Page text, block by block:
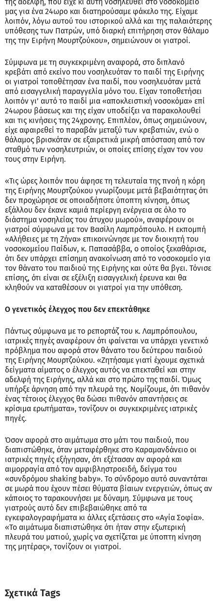
μας για ένα 24ωρο και διατηρούσαμε φάκελο της. Είχαμε
λοιπόν, λόγω αυτού του ιστορικού αλλά και της παλαιότερης
υπόθεσης των Πατρών, υπό διαρκή επιτήρηση στον θάλαμο
της την Ειρήνη Μουρτζούκου», σημειώνουν οι γιατροί.
Σύμφωνα με τη συγκεκριμένη αναφορά, στο διπλανό
κρεβάτι από εκείνο που νοσηλευόταν το παιδί της Ειρήνης
οι γιατροί τοποθέτησαν ένα παιδί, που νοσηλευόταν μετά
από εισαγγελική παραγγελία μόνο του. Είχαν τοποθετήσει
λοιπόν γι’ αυτό το παιδί μια «αποκλειστική νοσοκόμα» επί
24ωρου βάσεως και της είχαν υποδείξει να παρακολουθεί
και τις κινήσεις της 24χρονης. Επιπλέον, όπως σημειώνουν,
είχε αφαιρεθεί το παραβάν μεταξύ των κρεβατιών, ενώ ο
θάλαμος βρισκόταν σε εξαιρετικά μικρή απόσταση από τον
σταθμό των νοσηλευτριών, οι οποίες επίσης είχαν τον νου
τους στην Ειρήνη.
«Τις ώρες λοιπόν που άφησε τη τελευταία της πνοή η κόρη
της Ειρήνης Μουρτζούκου γνωρίζουμε μετά βεβαιότητας ότι
δεν προχώρησε σε οποιαδήποτε ύποπτη κίνηση, όπως
εξάλλου δεν έκανε καμιά περίεργη ενέργεια σε όλο το
διάστημα νοσηλείας του άτυχου μωρού», αναφέρουν οι
γιατροί σύμφωνα με τον Βασίλη Λαμπρόπουλο. Η εκπομπή
«Αλήθειες με τη Ζήνα» επικοινώνησε με τον διοικητή του
νοσοκομείου Παίδων, κ. Παπασάββα, ο οποίος ξεκαθάρισε,
ότι δεν υπάρχει επίσημη ανακοίνωση από το νοσοκομείο για
τον θάνατο του παιδιού της Ειρήνης και ούτε θα βγει. Τόνισε
επίσης, ότι είναι σε εξέλιξη εισαγγελική έρευνα και θα
κληθούν να καταθέσουν οι γιατροί για την υπόθεση.
Ο γενετικός έλεγχος που δεν επεκτάθηκε
Πάντως σύμφωνα με το ρεπορτάζ του κ. Λαμπρόπουλου,
ιατρικές πηγές αναφέρουν ότι φαίνεται να υπάρχει γενετικό
πρόβλημα που αφορά στον θάνατο του δεύτερου παιδιού
της Ειρήνης Μουρτζούκου. «Ζητήσαμε γιατί έχουμε σχετικά
δείγματα αίματος ο έλεγχος αυτός να επεκταθεί και στην
αδελφή της Ειρήνης, αλλά και στο πρώτο της παιδί. Όμως
υπήρξε άρνηση από την πλευρά της. Νομίζουμε, ότι πιθανόν
ένας τέτοιος έλεγχος θα δώσει πιθανόν απαντήσεις σε
κρίσιμα ερωτήματα», τονίζουν οι συγκεκριμένες ιατρικές
πηγές.
Όσον αφορά στο αιμάτωμα στο μάτι του παιδιού, που
διαπιστώθηκε, όταν μεταφέρθηκε στο Καραμανδάνειο οι
ιατρικές πηγές εξήγησαν, ότι εξέτασαν αν αφορά και
αιμορραγία από τον αμφιβληστροειδή, δείγμα του
«συνδρόμου shaking baby». Το σύνδρομο αυτό συναντάται
σε μωρά που έχουν πέσει θύματα βίαιων ενεργειών, όπως αν
κάποιος το ταρακουνήσει με δύναμη. Σύμφωνα με τους
γιατρούς αυτό δεν επιβεβαιώθηκε από τα
εγκεφαλογραφήματα κι άλλες εξετάσεις στο «Αγία Σοφία».
«Το αιμάτωμα διαπιστώθηκε ότι ήταν στην εξωτερική
πλευρά του ματιού, χωρίς να σχετίζεται με ύποπτη κίνηση
της μητέρας», τονίζουν οι γιατροί.
Σχετικά Tags